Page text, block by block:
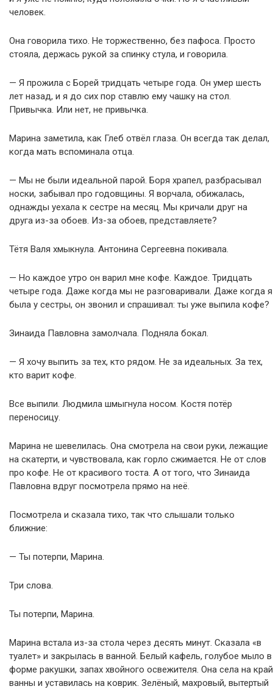
человек.
Она говорила тихо. Не торжественно, без пафоса. Просто
стояла, держась рукой за спинку стула, и говорила.
— Я прожила с Борей тридцать четыре года. Он умер шесть
лет назад, и я до сих пор ставлю ему чашку на стол.
Привычка. Или нет, не привычка.
Марина заметила, как Глеб отвёл глаза. Он всегда так делал,
когда мать вспоминала отца.
— Мы не были идеальной парой. Боря храпел, разбрасывал
носки, забывал про годовщины. Я ворчала, обижалась,
однажды уехала к сестре на месяц. Мы кричали друг на
друга из-за обоев. Из-за обоев, представляете?
Тётя Валя хмыкнула. Антонина Сергеевна покивала.
— Но каждое утро он варил мне кофе. Каждое. Тридцать
четыре года. Даже когда мы не разговаривали. Даже когда я
была у сестры, он звонил и спрашивал: ты уже выпила кофе?
Зинаида Павловна замолчала. Подняла бокал.
— Я хочу выпить за тех, кто рядом. Не за идеальных. За тех,
кто варит кофе.
Все выпили. Людмила шмыгнула носом. Костя потёр
переносицу.
Марина не шевелилась. Она смотрела на свои руки, лежащие
на скатерти, и чувствовала, как горло сжимается. Не от слов
про кофе. Не от красивого тоста. А от того, что Зинаида
Павловна вдруг посмотрела прямо на неё.
Посмотрела и сказала тихо, так что слышали только
ближние:
— Ты потерпи, Марина.
Три слова.
Ты потерпи, Марина.
Марина встала из-за стола через десять минут. Сказала «в
туалет» и закрылась в ванной. Белый кафель, голубое мыло в
форме ракушки, запах хвойного освежителя. Она села на край
ванны и уставилась на коврик. Зелёный, махровый, вытертый